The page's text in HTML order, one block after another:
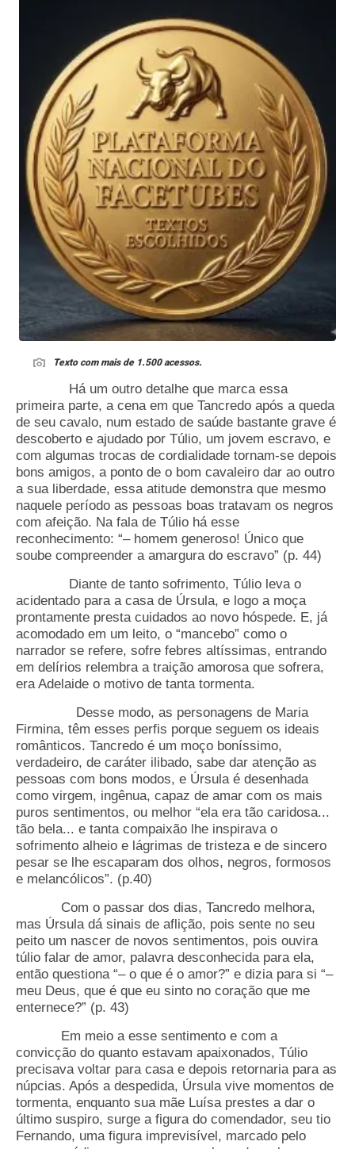
Texto com mais de 1.500 acessos.
Há um outro detalhe que marca essa
primeira parte, a cena em que Tancredo após a queda
de seu cavalo, num estado de saúde bastante grave é
descoberto e ajudado por Túlio, um jovem escravo, e
com algumas trocas de cordialidade tornam-se depois
bons amigos, a ponto de o bom cavaleiro dar ao outro
a sua liberdade, essa atitude demonstra que mesmo
naquele período as pessoas boas tratavam os negros
com afeição. Na fala de Túlio há esse
reconhecimento: “– homem generoso! Único que
soube compreender a amargura do escravo” (p. 44)
Diante de tanto sofrimento, Túlio leva o
acidentado para a casa de Úrsula, e logo a moça
prontamente presta cuidados ao novo hóspede. E, já
acomodado em um leito, o “mancebo” como o
narrador se refere, sofre febres altíssimas, entrando
em delírios relembra a traição amorosa que sofrera,
era Adelaide o motivo de tanta tormenta.
Desse modo, as personagens de Maria
Firmina, têm esses perfis porque seguem os ideais
românticos. Tancredo é um moço boníssimo,
verdadeiro, de caráter ilibado, sabe dar atenção as
pessoas com bons modos, e Úrsula é desenhada
como virgem, ingênua, capaz de amar com os mais
puros sentimentos, ou melhor “ela era tão caridosa...
tão bela... e tanta compaixão lhe inspirava o
sofrimento alheio e lágrimas de tristeza e de sincero
pesar se lhe escaparam dos olhos, negros, formosos
e melancólicos”. (p.40)
Com o passar dos dias, Tancredo melhora,
mas Úrsula dá sinais de aflição, pois sente no seu
peito um nascer de novos sentimentos, pois ouvira
túlio falar de amor, palavra desconhecida para ela,
então questiona “– o que é o amor?” e dizia para si “–
meu Deus, que é que eu sinto no coração que me
enternece?” (p. 43)
Em meio a esse sentimento e com a
convicção do quanto estavam apaixonados, Túlio
precisava voltar para casa e depois retornaria para as
núpcias. Após a despedida, Úrsula vive momentos de
tormenta, enquanto sua mãe Luísa prestes a dar o
último suspiro, surge a figura do comendador, seu tio
Fernando, uma figura imprevisível, marcado pelo